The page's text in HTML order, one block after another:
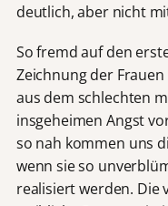
deutlich, aber nicht
So fremd auf den
Zeichnung der
aus dem schlechten
insgeheimen Angst
so nah kommen uns
wenn sie so
realisiert werden. Die